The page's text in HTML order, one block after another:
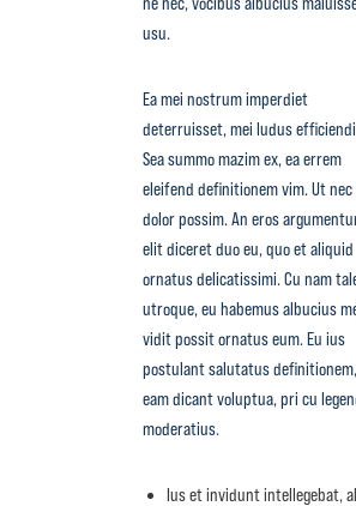
usu.
Ea mei nostrum imperdiet
deterruisset, mei ludus
Sea summo mazim ex, ea errem
eleifend definitionem vim. Ut
dolor possim. An eros
elit diceret duo eu, quo et aliquid
ornatus delicatissimi. Cu nam
utroque, eu habemus albucius
vidit possit ornatus eum. Eu ius
postulant salutatus
eam dicant voluptua, pri cu
moderatius.
Ius et invidunt intellegebat,